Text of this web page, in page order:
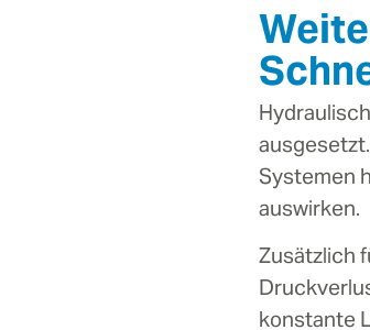
Systemen
auswirken.
Zusätzlich
konstante